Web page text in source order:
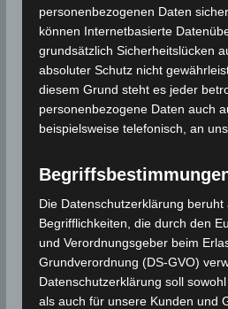
personenbezogenen Daten
können Internetbasierte
grundsätzlich Sicherheitslücken
absoluter Schutz nicht
diesem Grund steht es jeder
personenbezogene Daten auch
beispielsweise telefonisch, an
Die Datenschutzerklärung beruht
Begrifflichkeiten, die durch den
und Verordnungsgeber beim
Grundverordnung (DS-GVO)
Datenschutzerklärung soll
als auch für unsere Kunden und